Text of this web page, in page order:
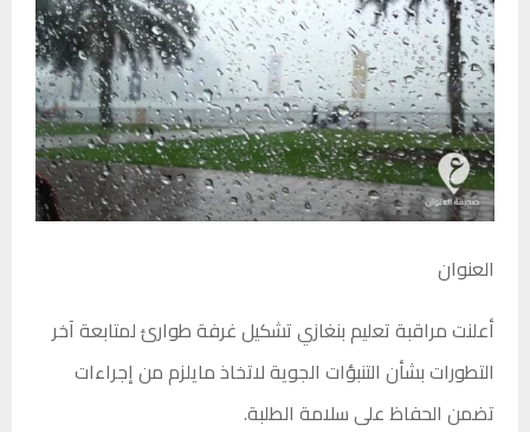
العنوان
أعلنت مراقبة تعليم بنغازي تشكيل غرفة طوارئ لمتابعة آخر
التطورات بشأن التنبؤات الجوية لاتخاذ مايلزم من إجراءات
تضمن الحفاظ على سلامة الطلبة.